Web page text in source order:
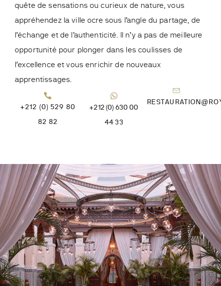
quête de sensations ou curieux de nature, vous
appréhendez la ville ocre sous l’angle du partage, de
l’échange et de l’authenticité. Il n’y a pas de meilleure
opportunité pour plonger dans les coulisses de
l’excellence et vous enrichir de nouveaux
apprentissages.
+212 (0) 529 80
82 82
+212 (0) 630 00
44 33